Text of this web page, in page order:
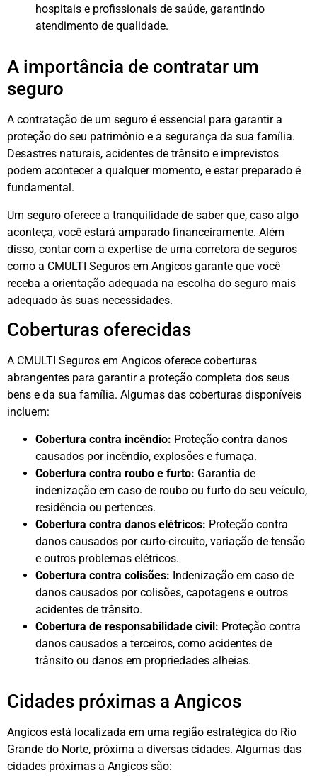
hospitais e profissionais de saúde, garantindo
atendimento de qualidade.
A importância de contratar um
seguro
A contratação de um seguro é essencial para garantir a
proteção do seu patrimônio e a segurança da sua família.
Desastres naturais, acidentes de trânsito e imprevistos
podem acontecer a qualquer momento, e estar preparado é
fundamental.
Um seguro oferece a tranquilidade de saber que, caso algo
aconteça, você estará amparado financeiramente. Além
disso, contar com a expertise de uma corretora de seguros
como a CMULTI Seguros em Angicos garante que você
receba a orientação adequada na escolha do seguro mais
adequado às suas necessidades.
Coberturas oferecidas
A CMULTI Seguros em Angicos oferece coberturas
abrangentes para garantir a proteção completa dos seus
bens e da sua família. Algumas das coberturas disponíveis
incluem:
Cobertura contra incêndio: Proteção contra danos
causados por incêndio, explosões e fumaça.
Cobertura contra roubo e furto: Garantia de
indenização em caso de roubo ou furto do seu veículo,
residência ou pertences.
Cobertura contra danos elétricos: Proteção contra
danos causados por curto-circuito, variação de tensão
e outros problemas elétricos.
Cobertura contra colisões: Indenização em caso de
danos causados por colisões, capotagens e outros
acidentes de trânsito.
Cobertura de responsabilidade civil: Proteção contra
danos causados a terceiros, como acidentes de
trânsito ou danos em propriedades alheias.
Cidades próximas a Angicos
Angicos está localizada em uma região estratégica do Rio
Grande do Norte, próxima a diversas cidades. Algumas das
cidades próximas a Angicos são: